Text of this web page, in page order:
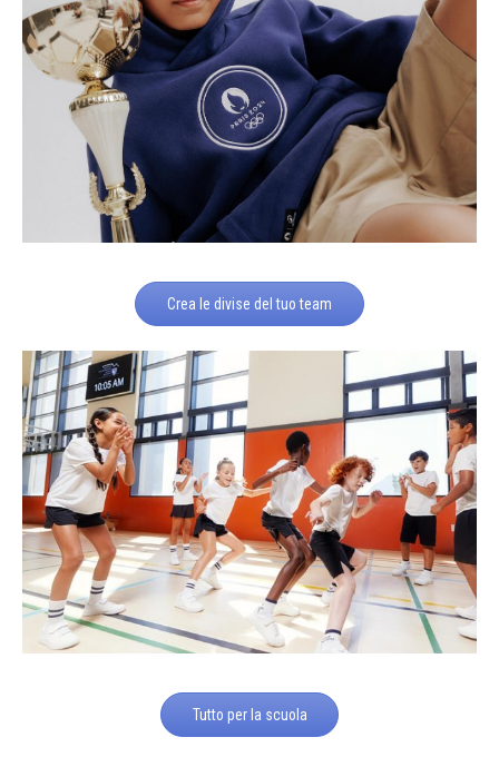
Crea le divise del tuo team
Tutto per la scuola